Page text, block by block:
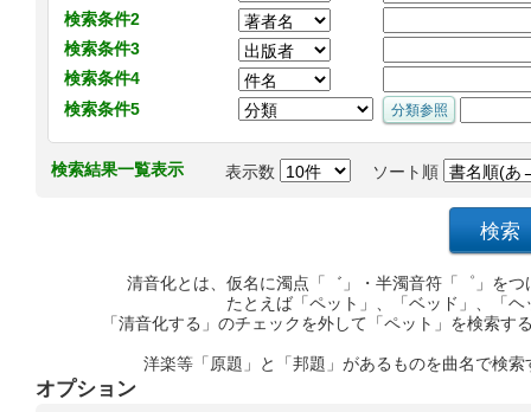
検索条件2
検索条件3
検索条件4
検索条件5
検索結果一覧表示 表示数 ソート順
清音化とは、仮名に濁点「゛」・半濁音符「゜」を
たとえば「ペット」、「ベッド」、「
「清音化する」のチェックを外して「ペット」を検索
洋楽等「原題」と「邦題」があるものを曲名で検
オプション